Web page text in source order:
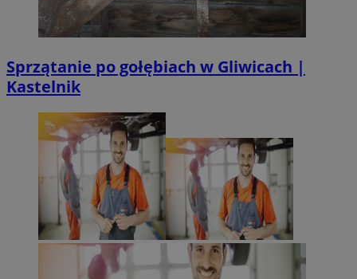
Sprzątanie po gołębiach w Gliwicach |
Kastelnik